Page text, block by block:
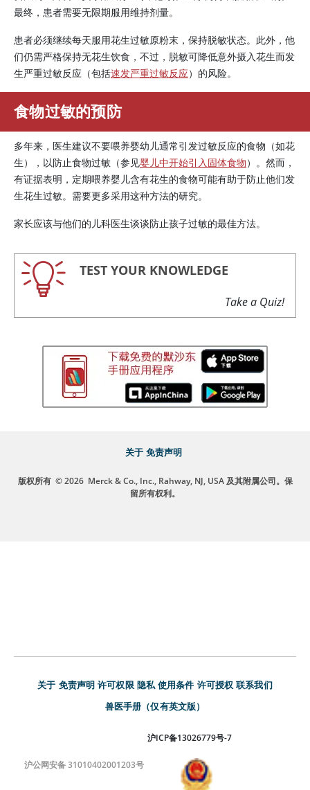
最终，患者需要无限期服用维持剂量。
患者必须继续每天服用花生过敏原粉末，保持脱敏状态。此外，他
们仍需严格保持无花生饮食，不过，脱敏可降低意外摄入花生而发
生严重过敏反应（包括速发严重过敏反应）的风险。
食物过敏的预防
多年来，医生建议不要喂养婴幼儿通常引发过敏反应的食物（如花
生），以防止食物过敏（参见婴儿中开始引入固体食物）。然而，
有证据表明，定期喂养婴儿含有花生的食物可能有助于防止他们发
生花生过敏。需要更多采用这种方法的研究。
家长应该与他们的儿科医生谈谈防止孩子过敏的最佳方法。
TEST YOUR KNOWLEDGE
Take a Quiz!
关于 免责声明
版权所有 © 2026 Merck & Co., Inc., Rahway, NJ, USA 及其附属公司。保
留所有权利。
关于 免责声明 许可权限 隐私 使用条件 许可授权 联系我们
兽医手册（仅有英文版）
沪ICP备13026779号-7
沪公网安备 31010402001203号